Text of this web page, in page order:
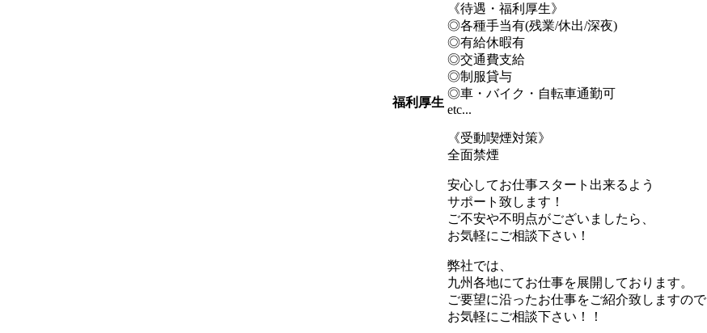
福利厚生
《待遇・福利厚生》
◎各種手当有(残業/休出/深夜)
◎有給休暇有
◎交通費支給
◎制服貸与
◎車・バイク・自転車通勤可
etc...
《受動喫煙対策》
全面禁煙
安心してお仕事スタート出来るよう
サポート致します！
ご不安や不明点がございましたら、
お気軽にご相談下さい！
弊社では、
九州各地にてお仕事を展開しております。
ご要望に沿ったお仕事をご紹介致しますので
お気軽にご相談下さい！！